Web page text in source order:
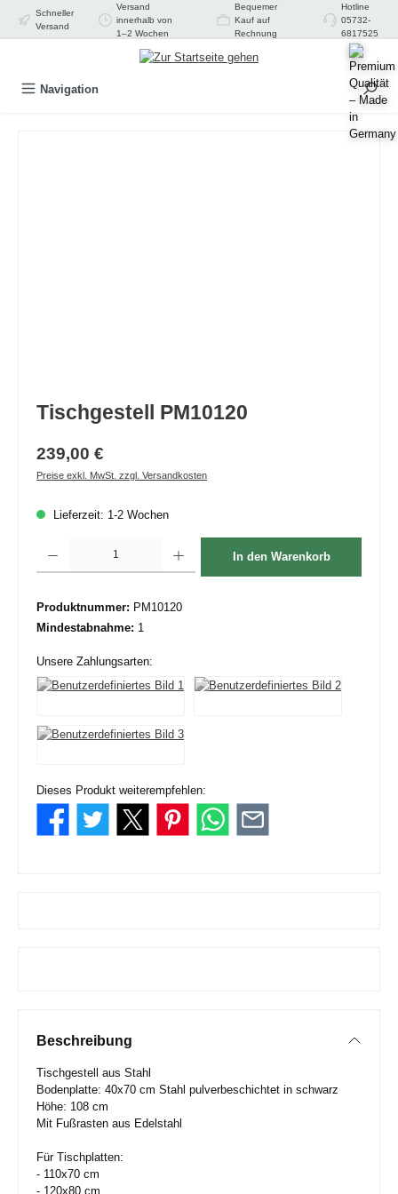
springen
Schneller
Versand
Versand
innerhalb von
1–2 Wochen
Bequemer
Kauf auf
Rechnung
Hotline
05732-
6817525
Navigation
Tischgestell PM10120
239,00 €
Preise exkl. MwSt. zzgl. Versandkosten
Lieferzeit: 1-2 Wochen
In den Warenkorb
Produktnummer: PM10120
Mindestabnahme: 1
Unsere Zahlungsarten:
Dieses Produkt weiterempfehlen:
Beschreibung
Tischgestell aus Stahl
Bodenplatte: 40x70 cm Stahl pulverbeschichtet in schwarz
Höhe: 108 cm
Mit Fußrasten aus Edelstahl
Für Tischplatten:
- 110x70 cm
- 120x80 cm